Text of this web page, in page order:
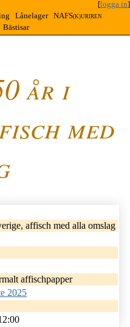
[logga in]
Lånelager NAFS(K)URIREN
Bästisar
år i
med
…
affisch med alla omslag
affischpapper
2025